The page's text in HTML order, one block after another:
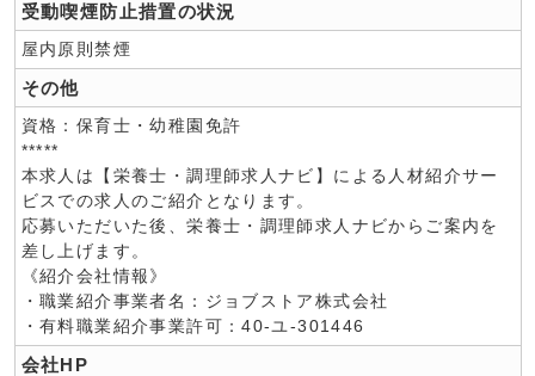
受動喫煙防止措置の状況
屋内原則禁煙
その他
資格：保育士・幼稚園免許
*****
本求人は【栄養士・調理師求人ナビ】による人材紹介サー
ビスでの求人のご紹介となります。
応募いただいた後、栄養士・調理師求人ナビからご案内を
差し上げます。
《紹介会社情報》
・職業紹介事業者名：ジョブストア株式会社
・有料職業紹介事業許可：40-ユ-301446
会社HP